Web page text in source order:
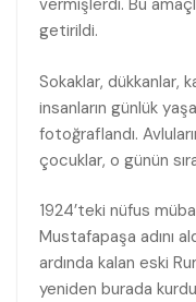
vermişlerdi. Bu
getirildi.
Sokaklar, dükkanlar,
insanların günlük
fotoğraflandı.
çocuklar, o günün
1924’teki nüfus
Mustafapaşa adını
ardında kalan eski
yeniden burada